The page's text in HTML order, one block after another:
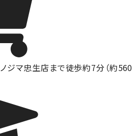
ノジマ忠生店まで徒歩約7分（約560